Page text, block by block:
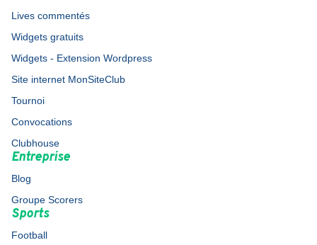
Lives commentés
Widgets gratuits
Widgets - Extension Wordpress
Site internet MonSiteClub
Tournoi
Convocations
Clubhouse
Entreprise
Blog
Groupe Scorers
Sports
Football